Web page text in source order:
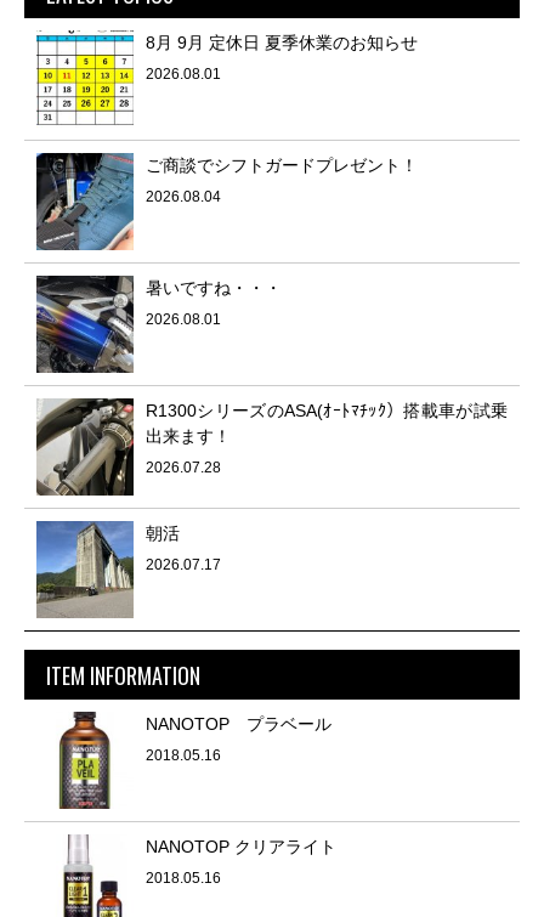
8月 9月 定休日 夏季休業のお知らせ
2026.08.01
ご商談でシフトガードプレゼント！
2026.08.04
暑いですね・・・
2026.08.01
R1300シリーズのASA(ｵｰﾄﾏﾁｯｸ）搭載車が試乗
出来ます！
2026.07.28
朝活
2026.07.17
ITEM INFORMATION
NANOTOP プラベール
2018.05.16
NANOTOP クリアライト
2018.05.16